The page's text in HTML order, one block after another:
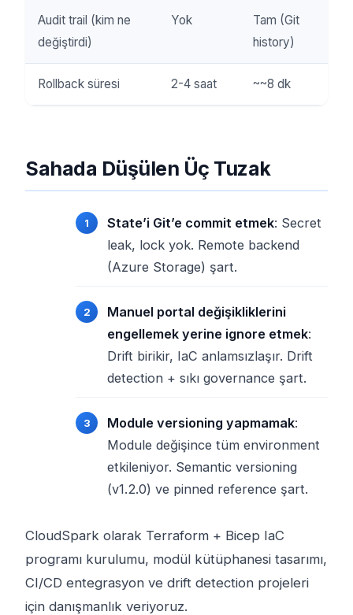
Audit trail (kim ne
değiştirdi)
Yok
Tam (Git
history)
Rollback süresi 2-4 saat ~~8 dk
Sahada Düşülen Üç Tuzak
State’i Git’e commit etmek: Secret
leak, lock yok. Remote backend
(Azure Storage) şart.
Manuel portal değişikliklerini
engellemek yerine ignore etmek:
Drift birikir, IaC anlamsızlaşır. Drift
detection + sıkı governance şart.
Module versioning yapmamak:
Module değişince tüm environment
etkileniyor. Semantic versioning
(v1.2.0) ve pinned reference şart.
CloudSpark olarak Terraform + Bicep IaC
programı kurulumu, modül kütüphanesi tasarımı,
CI/CD entegrasyon ve drift detection projeleri
için danışmanlık veriyoruz.